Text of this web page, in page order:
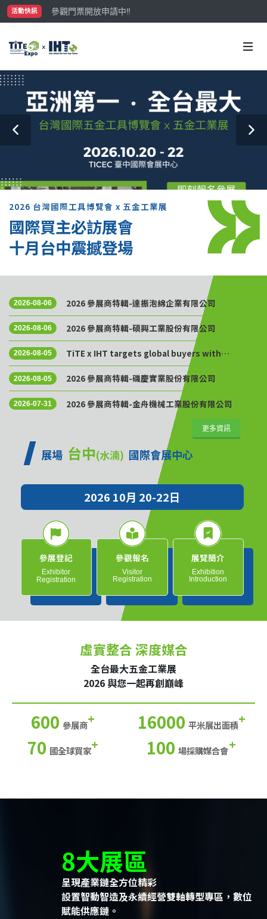
活動快訊
參觀門票開放申請中‼️
最大規模台灣五金展TiTE x IHT，2026/10/20-22與您在臺
2026 台灣國際工具博覽會 x 五金工業展
國際買主必訪展會
十月台中震撼登場
2026-08-06 2026 參展商特輯-達振泡綿企業有限公司
2026-08-06 2026 參展商特輯-碩興工業股份有限公司
2026-08-05
TiTE x IHT targets global buyers with
Golden Sourcing Week
2026-08-05 2026 參展商特輯-磯慶實業股份有限公司
2026-07-31 2026 參展商特輯-金舟機械工業股份有限公司
更多資訊
展場 台中(水湳) 國際會展中心
2026 10月 20-22日
參展登記
Exhibitor
Registration
參觀報名
Visitor
Registration
展覽簡介
Exhibition
Introduction
虛實整合 深度媒合
全台最大五金工業展
2026 與您一起再創巔峰
600 參展商+ 16000 平米展出面積+
70 國全球買家+ 100 場採購媒合會+
8大展區
呈現產業鏈全方位精彩
設置智動智造及永續經營雙軸轉型專區，數位
賦能供應鏈。